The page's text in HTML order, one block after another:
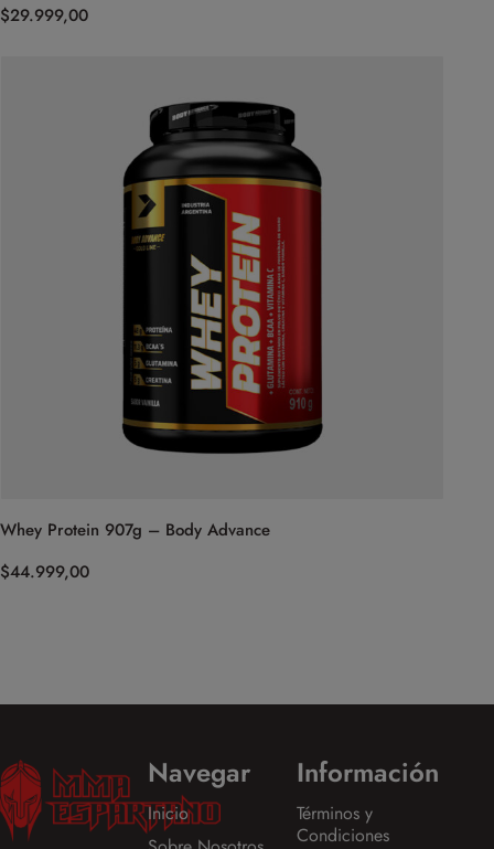
$29.999,00
Whey Protein 907g – Body Advance
$44.999,00
Navegar
Inicio
Información
Términos y
Condiciones